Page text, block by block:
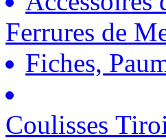
Ferrures de
Fiches,
Coulisses